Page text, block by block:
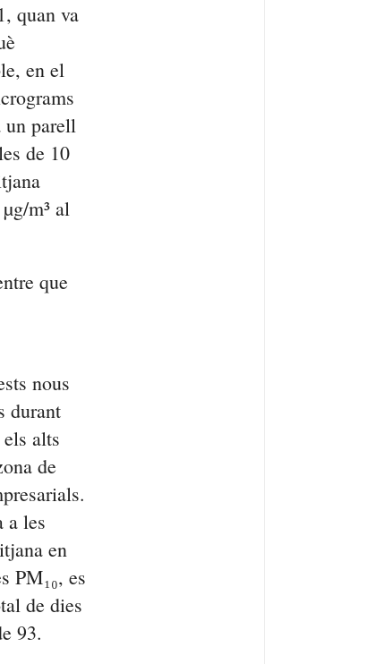
quan va
en el
un parell
de 10
m³ al
que
nous
durant
alts
de
a les
en
PM₁₀, es
de dies
93.